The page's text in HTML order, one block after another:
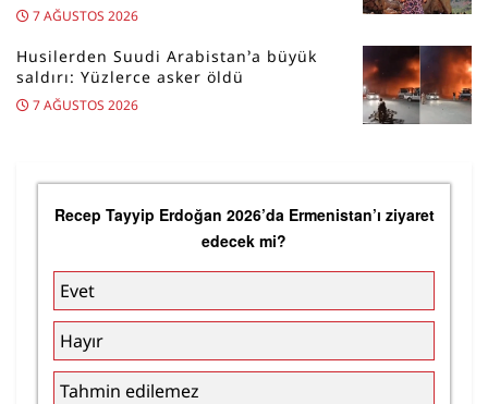
7 AĞUSTOS 2026
Husilerden Suudi Arabistan’a büyük
saldırı: Yüzlerce asker öldü
7 AĞUSTOS 2026
Recep Tayyip Erdoğan 2026’da Ermenistan’ı ziyaret
edecek mi?
Evet
Hayır
Tahmin edilemez